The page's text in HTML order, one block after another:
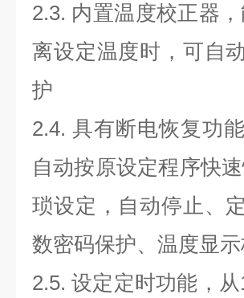
2.3. 内置温度校正器
离设定温度时，可自
护
2.4. 具有断电恢复功
自动按原设定程序快
琐设定，自动停止、
数密码保护、温度显
2.5.设定定时功能，从